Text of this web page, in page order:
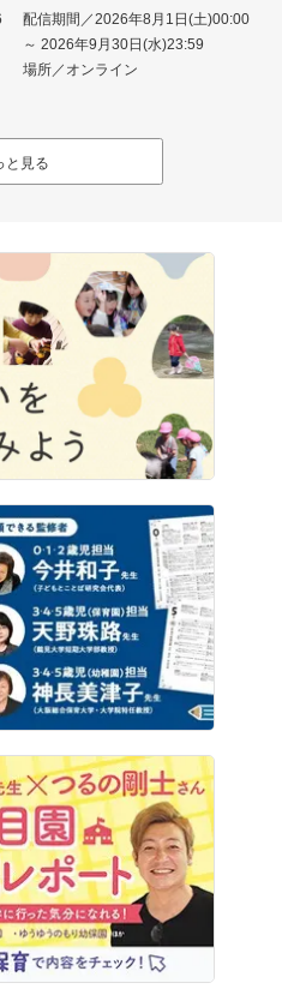
配信期間／2026年8月1日(土)00:00
～ 2026年9月30日(水)23:59
場所／オンライン
と見る